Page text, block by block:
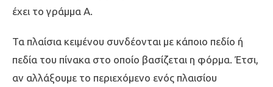
έχει το γράμμα Α.
Τα πλαίσια κειμένου συνδέονται με κάποιο πεδίο ή
πεδία του πίνακα στο οποίο βασίζεται η φόρμα. Έτσι,
αν αλλάξουμε το περιεχόμενο ενός πλαισίου